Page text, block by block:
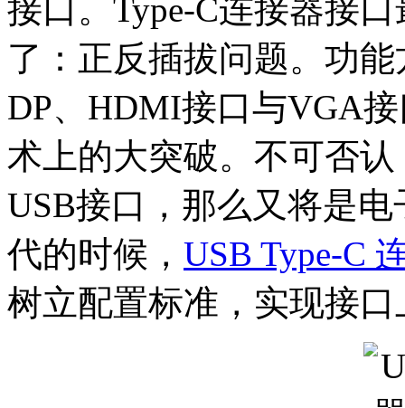
接口。Type-C连接器接
了：正反插拔问题。功
DP、HDMI接口与VGA
术上的大突破。不可否
USB接口，那么又将是
代的时候， USB Type-C
树立配置标准，实现接